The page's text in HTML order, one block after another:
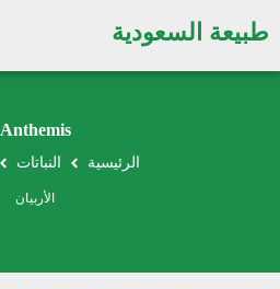
طبيعة السعودية
Anthemis
الرئيسية النباتات
الأربيان